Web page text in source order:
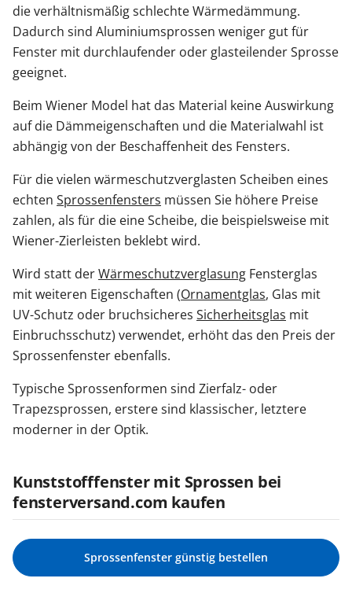
die verhältnismäßig schlechte Wärmedämmung.
Dadurch sind Aluminiumsprossen weniger gut für
Fenster mit durchlaufender oder glasteilender Sprosse
geeignet.
Beim Wiener Model hat das Material keine Auswirkung
auf die Dämmeigenschaften und die Materialwahl ist
abhängig von der Beschaffenheit des Fensters.
Für die vielen wärmeschutzverglasten Scheiben eines
echten Sprossenfensters müssen Sie höhere Preise
zahlen, als für die eine Scheibe, die beispielsweise mit
Wiener-Zierleisten beklebt wird.
Wird statt derWärmeschutzverglasung Fensterglas
mit weiteren Eigenschaften (Ornamentglas, Glas mit
UV-Schutz oder bruchsicheres Sicherheitsglas mit
Einbruchsschutz) verwendet, erhöht das den Preis der
Sprossenfenster ebenfalls.
Typische Sprossenformen sind Zierfalz- oder
Trapezsprossen, erstere sind klassischer, letztere
moderner in der Optik.
Kunststofffenster mit Sprossen bei
fensterversand.com kaufen
Sprossenfenster günstig bestellen